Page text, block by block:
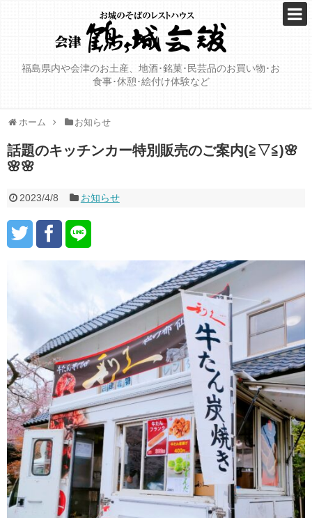
福島県内や会津のお土産、地酒･銘菓･民芸品のお買い物･お
食事･休憩･絵付け体験など
ホーム お知らせ
話題のキッチンカー特別販売のご案内(≧▽≦)🌸
🌸🌸
2023/4/8 お知らせ